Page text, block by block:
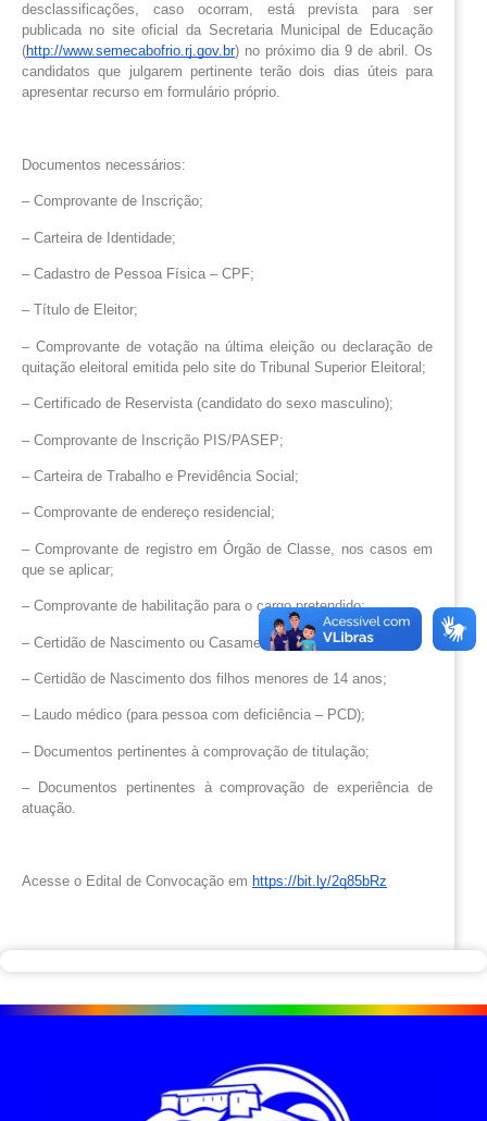
desclassificações, caso ocorram, está prevista para ser
publicada no site oficial da Secretaria Municipal de Educação
(http://www.semecabofrio.rj.gov.br) no próximo dia 9 de abril. Os
candidatos que julgarem pertinente terão dois dias úteis para
apresentar recurso em formulário próprio.
Documentos necessários:
– Comprovante de Inscrição;
– Carteira de Identidade;
– Cadastro de Pessoa Física – CPF;
– Título de Eleitor;
– Comprovante de votação na última eleição ou declaração de
quitação eleitoral emitida pelo site do Tribunal Superior Eleitoral;
– Certificado de Reservista (candidato do sexo masculino);
– Comprovante de Inscrição PIS/PASEP;
– Carteira de Trabalho e Previdência Social;
– Comprovante de endereço residencial;
– Comprovante de registro em Órgão de Classe, nos casos em
que se aplicar;
– Comprovante de habilitação para o cargo pretendido;
– Certidão de Nascimento ou Casamento;
– Certidão de Nascimento dos filhos menores de 14 anos;
– Laudo médico (para pessoa com deficiência – PCD);
– Documentos pertinentes à comprovação de titulação;
– Documentos pertinentes à comprovação de experiência de
atuação.
Acesse o Edital de Convocação em https://bit.ly/2q85bRz